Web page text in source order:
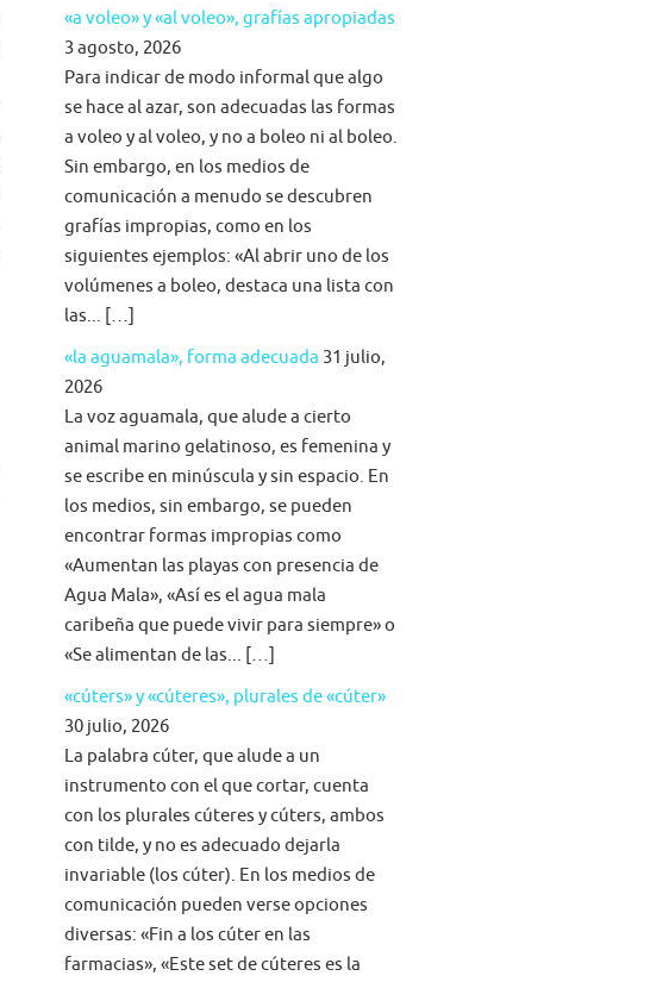
«a voleo» y «al voleo», grafías apropiadas
3 agosto, 2026
Para indicar de modo informal que algo
se hace al azar, son adecuadas las formas
a voleo y al voleo, y no a boleo ni al boleo.
Sin embargo, en los medios de
comunicación a menudo se descubren
grafías impropias, como en los
siguientes ejemplos: «Al abrir uno de los
volúmenes a boleo, destaca una lista con
las... […]
«la aguamala», forma adecuada 31 julio,
2026
La voz aguamala, que alude a cierto
animal marino gelatinoso, es femenina y
se escribe en minúscula y sin espacio. En
los medios, sin embargo, se pueden
encontrar formas impropias como
«Aumentan las playas con presencia de
Agua Mala», «Así es el agua mala
caribeña que puede vivir para siempre» o
«Se alimentan de las... […]
«cúters» y «cúteres», plurales de «cúter»
30 julio, 2026
La palabra cúter, que alude a un
instrumento con el que cortar, cuenta
con los plurales cúteres y cúters, ambos
con tilde, y no es adecuado dejarla
invariable (los cúter). En los medios de
comunicación pueden verse opciones
diversas: «Fin a los cúter en las
farmacias», «Este set de cúteres es la